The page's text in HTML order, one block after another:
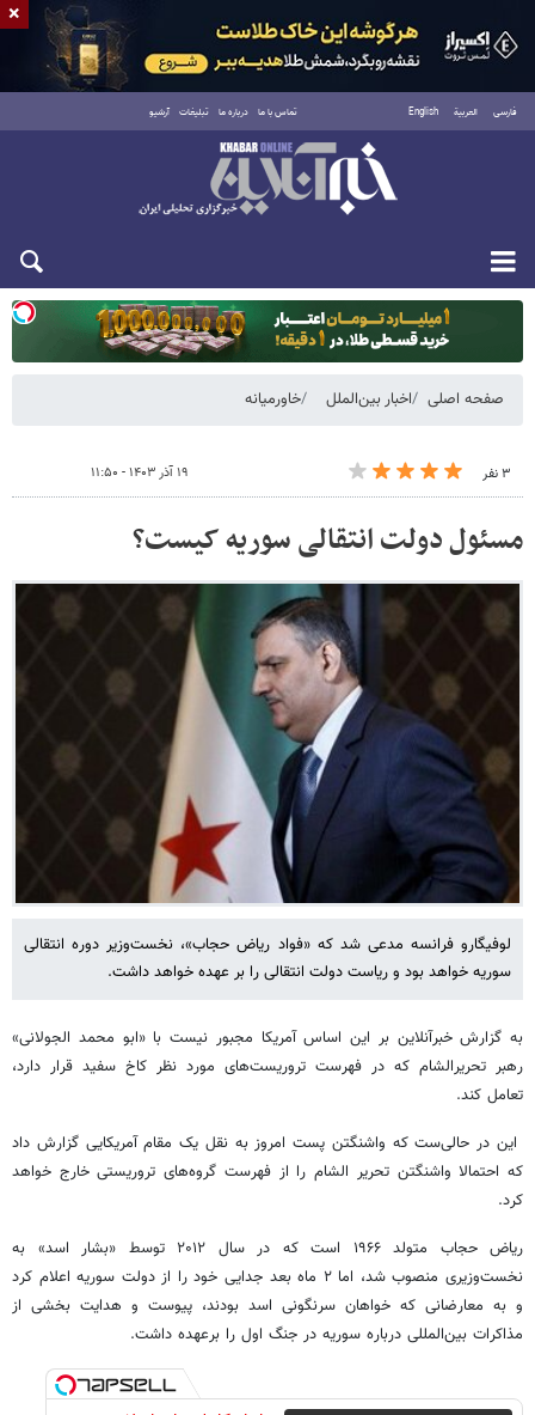
فارسی العربية English تماس با ما درباره ما تبلیغات آرشیو
یکشنبه ۱۸ مرداد ۱۴۰۵
صفحه اصلی اخبار بین‌الملل خاورمیانه
۳ نفر ۱۹ آذر ۱۴۰۳ - ۱۱:۵۰
مسئول دولت انتقالی سوریه کیست؟
لوفیگارو فرانسه مدعی شد که «فواد ریاض حجاب»، نخست‌وزیر دوره انتقالی
سوریه خواهد بود و ریاست دولت انتقالی را بر عهده خواهد داشت.
به گزارش خبرآنلاین بر این اساس آمریکا مجبور نیست با «ابو محمد الجولانی»
رهبر تحریرالشام که در فهرست تروریست‌های مورد نظر کاخ سفید قرار دارد،
تعامل کند.
این در حالی‌ست که واشنگتن پست امروز به نقل یک مقام آمریکایی گزارش داد
که احتمالا واشنگتن تحریر الشام را از فهرست گروه‌های تروریستی خارج خواهد
کرد.
ریاض حجاب متولد ۱۹۶۶ است که در سال ۲۰۱۲ توسط «بشار اسد» به
نخست‌وزیری منصوب شد، اما ۲ ماه بعد جدایی خود را از دولت سوریه اعلام کرد
و به معارضانی که خواهان سرنگونی اسد بودند، پیوست و هدایت بخشی از
مذاکرات بین‌المللی درباره سوریه در جنگ اول را برعهده داشت.
×